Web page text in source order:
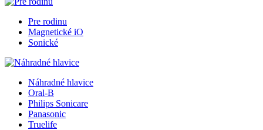
Pre rodinu
Magnetické iO
Sonické
Náhradné hlavice
Oral-B
Philips Sonicare
Panasonic
Truelife